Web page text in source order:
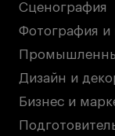
Сценография
Фотография и
Дизайн и
Бизнес и